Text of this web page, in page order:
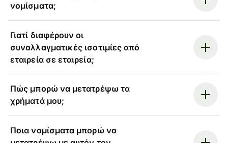
νομίσματα;
Γιατί διαφέρουν οι
συναλλαγματικές ισοτιμίες από
εταιρεία σε εταιρεία;
Πώς μπορώ να μετατρέψω τα
χρήματά μου;
Ποια νομίσματα μπορώ να